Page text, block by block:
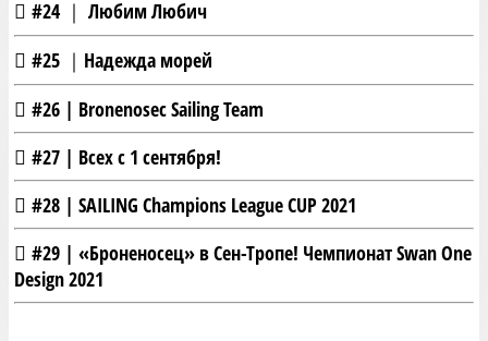
#24 ｜ Любим Любич
#25 ｜Надежда морей
#26 | Bronenosec Sailing Team
#27 | Всех с 1 сентября!
#28 | SAILING Champions League CUP 2021
#29 | «Броненосец» в Сен-Тропе! Чемпионат Swan One
Design 2021